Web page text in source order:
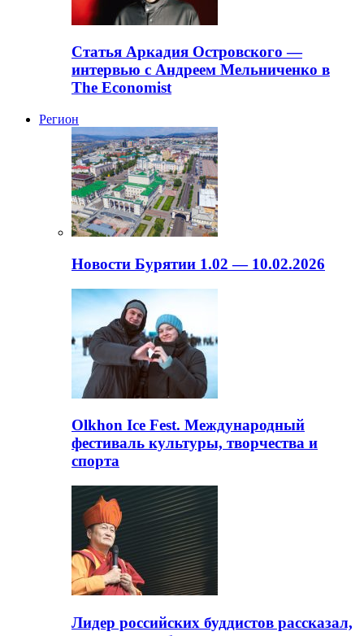
Статья Аркадия Островского —
интервью с Андреем Мельниченко в
The Economist
Регион
Новости Бурятии 1.02 — 10.02.2026
Olkhon Ice Fest. Международный
фестиваль культуры, творчества и
спорта
Лидер российских буддистов рассказал,